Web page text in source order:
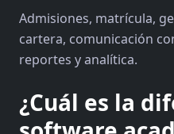
Admisiones, matrícula,
cartera, comunicación
reportes y analítica.
¿Cuál es la